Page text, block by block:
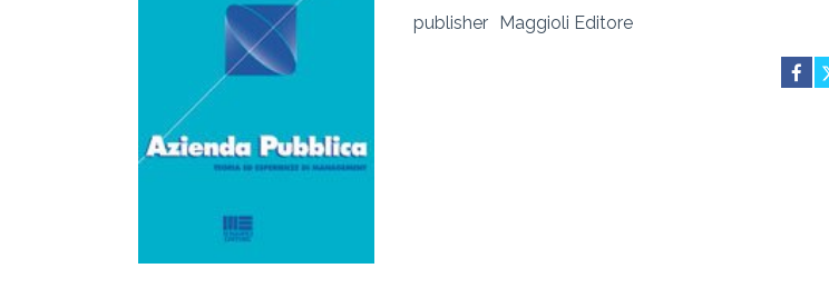
publisher Maggioli Editore